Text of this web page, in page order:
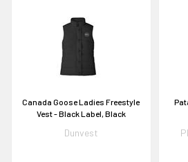
Canada Goose Ladies Freestyle
Vest - Black Label, Black
Dunvest